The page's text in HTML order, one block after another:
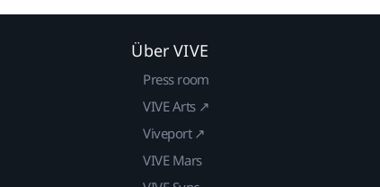
Über VIVE
Press room
VIVE Arts ↗
Viveport ↗
VIVE Mars